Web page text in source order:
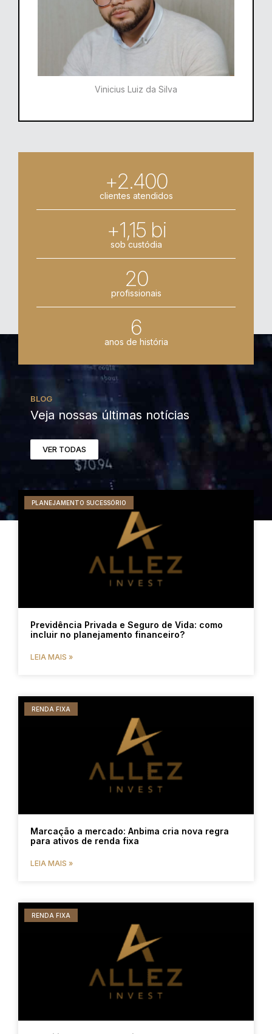
Vinicius Luiz da Silva
+2.400
clientes atendidos
+1,15 bi
sob custódia
20
profissionais
6
anos de história
BLOG
Veja nossas últimas notícias
VER TODAS
PLANEJAMENTO SUCESSÓRIO
Previdência Privada e Seguro de Vida: como
incluir no planejamento financeiro?
LEIA MAIS »
RENDA FIXA
Marcação a mercado: Anbima cria nova regra
para ativos de renda fixa
LEIA MAIS »
RENDA FIXA